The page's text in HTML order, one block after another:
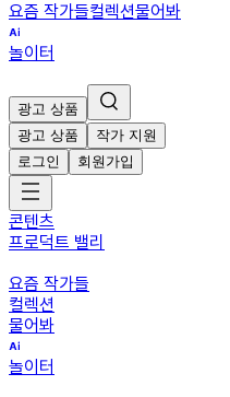
요즘 작가들컬렉션물어봐
놀이터
광고 상품
광고 상품
작가 지원
로그인
회원가입
콘텐츠
프로덕트 밸리
요즘 작가들
컬렉션
물어봐
놀이터